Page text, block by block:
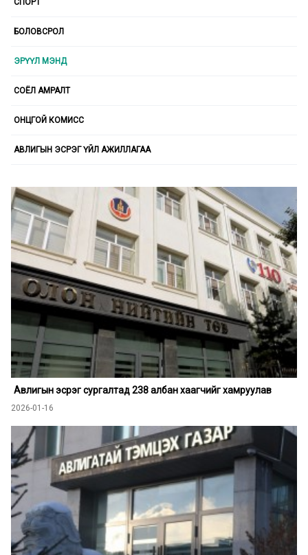
СПОРТ
БОЛОВСРОЛ
ЭРҮҮЛ МЭНД
СОЁЛ АМРАЛТ
ОНЦГОЙ КОМИСС
АВЛИГЫН ЭСРЭГ ҮЙЛ АЖИЛЛАГАА
Авлигын эсрэг сургалтад 238 албан хаагчийг хамруулав
2026-01-16